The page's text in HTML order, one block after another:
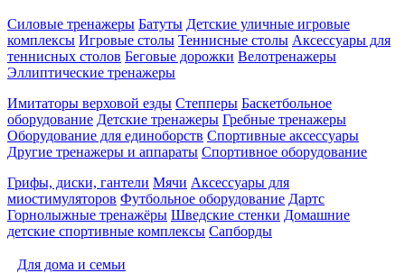
Силовые тренажеры Батуты Детские уличные игровые
комплексы Игровые столы Теннисные столы Аксессуары для
теннисных столов Беговые дорожки Велотренажеры
Эллиптические тренажеры
Имитаторы верховой езды Степперы Баскетбольное
оборудование Детские тренажеры Гребные тренажеры
Оборудование для единоборств Спортивные аксессуары
Другие тренажеры и аппараты Спортивное оборудование
Грифы, диски, гантели Мячи Аксессуары для
миостимуляторов Футбольное оборудование Дартс
Горнолыжные тренажёры Шведские стенки Домашние
детские спортивные комплексы Сапборды
Для дома и семьи